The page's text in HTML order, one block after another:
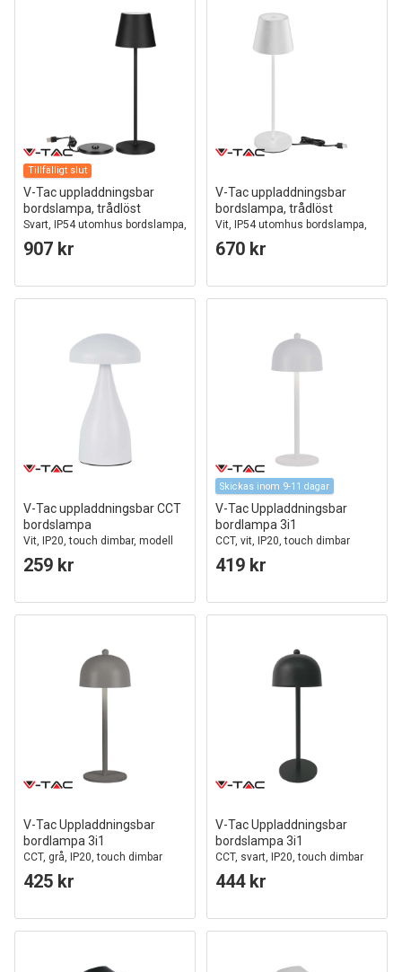
Tillfälligt slut
V-Tac uppladdningsbar
bordslampa, trådlöst
Svart, IP54 utomhus bordslampa,
touch dimbar
907 kr
V-Tac uppladdningsbar
bordslampa, trådlöst
Vit, IP54 utomhus bordslampa,
touch dimbar
670 kr
V-Tac uppladdningsbar CCT
bordslampa
Vit, IP20, touch dimbar, modell
mini
259 kr
Skickas inom 9-11 dagar
V-Tac Uppladdningsbar
bordlampa 3i1
CCT, vit, IP20, touch dimbar
419 kr
V-Tac Uppladdningsbar
bordlampa 3i1
CCT, grå, IP20, touch dimbar
425 kr
V-Tac Uppladdningsbar
bordslampa 3i1
CCT, svart, IP20, touch dimbar
444 kr